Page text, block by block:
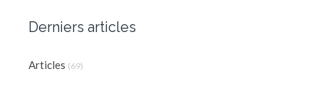
Derniers articles
Articles (69)